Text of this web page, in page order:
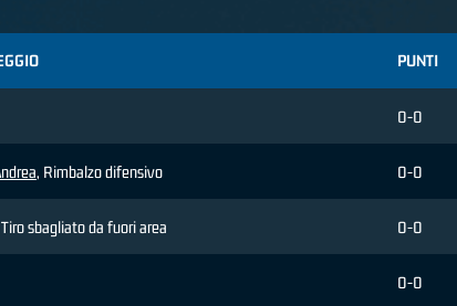
PUNTI
0-0
, Rimbalzo difensivo 0-0
sbagliato da fuori area 0-0
0-0